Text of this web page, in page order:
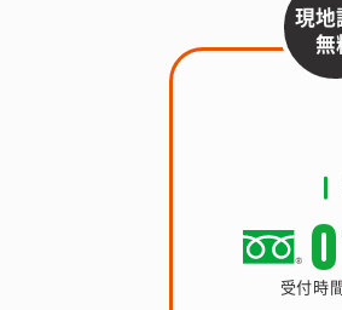
現地
無
受付時